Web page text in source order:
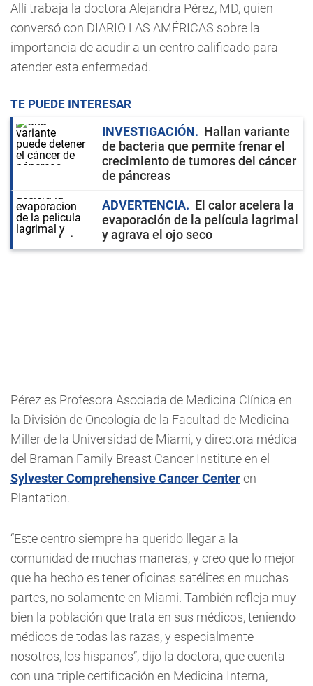
Allí trabaja la doctora Alejandra Pérez, MD, quien
conversó con DIARIO LAS AMÉRICAS sobre la
importancia de acudir a un centro calificado para
atender esta enfermedad.
TE PUEDE INTERESAR
INVESTIGACIÓN
Hallan variante
de bacteria que permite frenar el
crecimiento de tumores del cáncer
de páncreas
ADVERTENCIA
El calor acelera la
evaporación de la película lagrimal
y agrava el ojo seco
Pérez es Profesora Asociada de Medicina Clínica en
la División de Oncología de la Facultad de Medicina
Miller de la Universidad de Miami, y directora médica
del Braman Family Breast Cancer Institute en el
Sylvester Comprehensive Cancer Centeren
Plantation.
“Este centro siempre ha querido llegar a la
comunidad de muchas maneras, y creo que lo mejor
que ha hecho es tener oficinas satélites en muchas
partes, no solamente en Miami. También refleja muy
bien la población que trata en sus médicos, teniendo
médicos de todas las razas, y especialmente
nosotros, los hispanos”, dijo la doctora, que cuenta
con una triple certificación en Medicina Interna,